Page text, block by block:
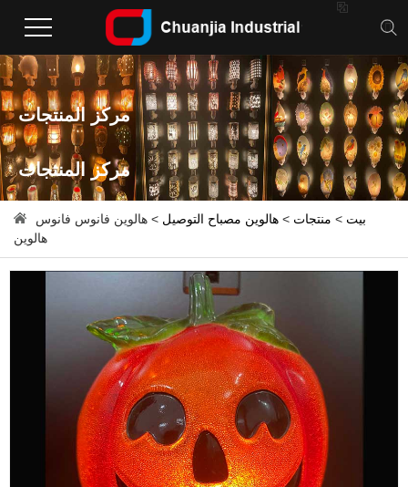

مركز المنتجات
مركز المنتجات
بيت > منتجات > هالوين مصباح التوصيل > هالوين فانوس فانوس
هالوين